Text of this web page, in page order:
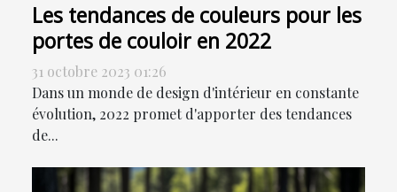
Les tendances de couleurs pour les
portes de couloir en 2022
31 octobre 2023 01:26
Dans un monde de design d'intérieur en constante
évolution, 2022 promet d'apporter des tendances
de...